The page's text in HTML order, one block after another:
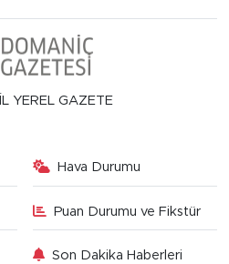
YEREL GAZETE
Hava Durumu
Puan Durumu ve Fikstür
Son Dakika Haberleri